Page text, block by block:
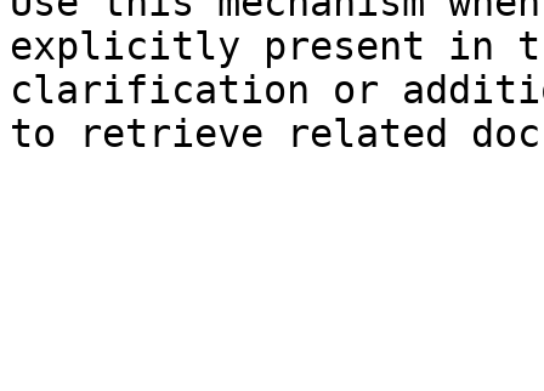
explicitly present in
clarification or